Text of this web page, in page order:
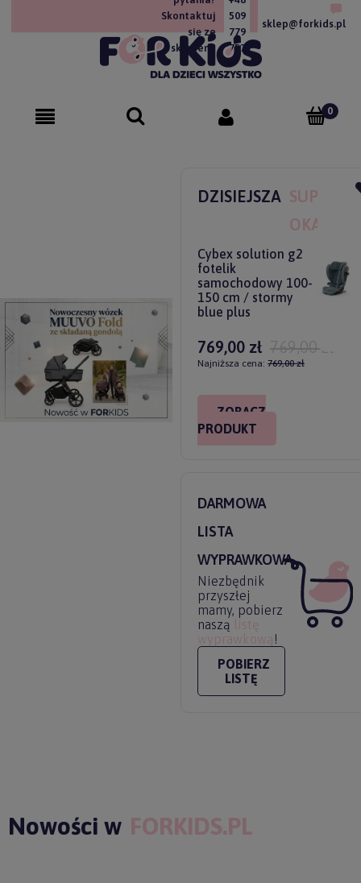
Skontaktuj
się ze
sklepem!
509
779
757
sklep@forkids.pl
DZISIEJSZA SUPER
OKAZJA
Cybex solution g2
fotelik
samochodowy 100-
150 cm / stormy
blue plus
769,00 zł 769,00 zł
Najniższa cena: 769,00 zł
ZOBACZ
PRODUKT
DARMOWA
LISTA
WYPRAWKOWA
Niezbędnik
przyszłej
mamy, pobierz
naszą
listę
wyprawkową !
POBIERZ
LISTĘ
Nowości w FORKIDS.PL